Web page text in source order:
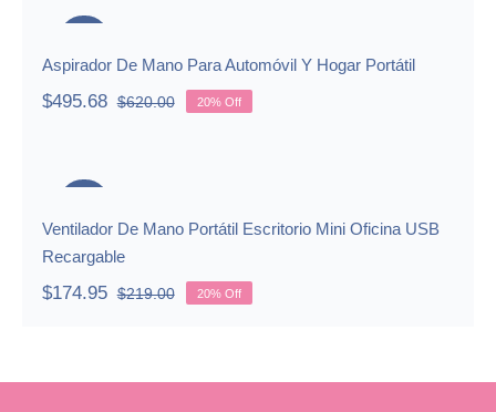
Aspirador De Mano Para Automóvil Y Hogar Portátil
$620.00Original
$495.68
Current
20% Off
Ventilador De Mano Portátil Escritorio Mini Oficina USB
Recargable
$219.00Original
$174.95
Current
20% Off